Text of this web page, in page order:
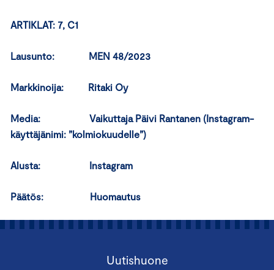
ARTIKLAT: 7, C1
Lausunto: MEN 48/2023
Markkinoija: Ritaki Oy
Media: Vaikuttaja Päivi Rantanen (Instagram-
käyttäjänimi: ”kolmiokuudelle”)
Alusta: Instagram
Päätös: Huomautus
Uutishuone